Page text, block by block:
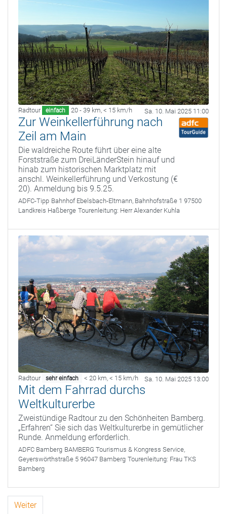
Radtour einfach 20 - 39 km, < 15 km/h Sa. 10. Mai 2025 11:00
Zur Weinkellerführung nach
Zeil am Main
Die waldreiche Route führt über eine alte
Forststraße zum DreiLänderStein hinauf und
hinab zum historischen Marktplatz mit
anschl. Weinkellerführung und Verkostung (€
20). Anmeldung bis 9.5.25.
ADFC-Tipp Bahnhof Ebelsbach-Eltmann, Bahnhofstraße 1 97500
Landkreis Haßberge Tourenleitung: Herr Alexander Kuhla
Radtour sehr einfach < 20 km, < 15 km/h Sa. 10. Mai 2025 13:00
Mit dem Fahrrad durchs
Weltkulturerbe
Zweistündige Radtour zu den Schönheiten Bamberg.
„Erfahren“ Sie sich das Weltkulturerbe in gemütlicher
Runde. Anmeldung erforderlich.
ADFC Bamberg BAMBERG Tourismus & Kongress Service,
Geyerswörthstraße 5 96047 Bamberg Tourenleitung: Frau TKS
Bamberg
Weiter